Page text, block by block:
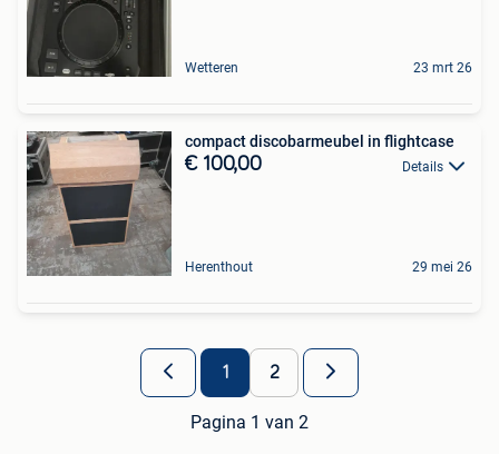
Wetteren 23 mrt 26
compact discobarmeubel in flightcase
€ 100,00 Details
Herenthout 29 mei 26
1 2
Pagina 1 van 2